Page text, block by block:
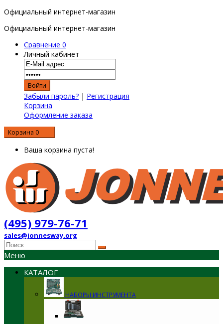
Официальный интернет-магазин
Официальный интернет-магазин
Сравнение 0
Личный кабинет
Забыли пароль? | Регистрация
Корзина
Оформление заказа
Корзина 0
Ваша корзина пуста!
(495) 979-76-71
sales@jonnesway.org
Меню
КАТАЛОГ
НАБОРЫ ИНСТРУМЕНТА